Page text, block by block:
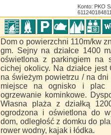
Konto: PKO
Dom o powierzchni 110m/kw
gm. Sejny na działce 1400
oświetlona z parkingiem na
cichej okolicy. Na działce
na świeżym powietrzu / na
miejsce na ognisko i plac
ogrzewanie kominkowe.
Własna plaża z działką
ogrodzona i oświetlona do
dom, odległość z domku do
rower wodny, kajak i łódka.